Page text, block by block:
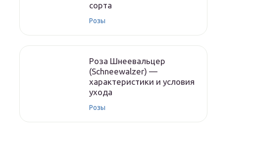
сорта
Розы
Роза Шнеевальцер
(Schneewalzer) —
характеристики и условия
ухода
Розы